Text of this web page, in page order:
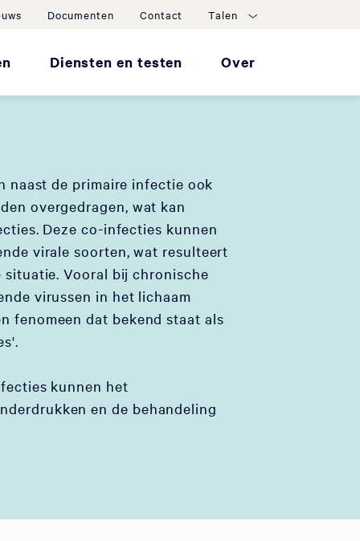
Documenten Contact Talen
Diensten en testen Over
naast de primaire infectie ook
overgedragen, wat kan
Deze co-infecties kunnen
virale soorten, wat resulteert
situatie. Vooral bij chronische
virussen in het lichaam
fenomeen dat bekend staat als
kunnen het
en de behandeling